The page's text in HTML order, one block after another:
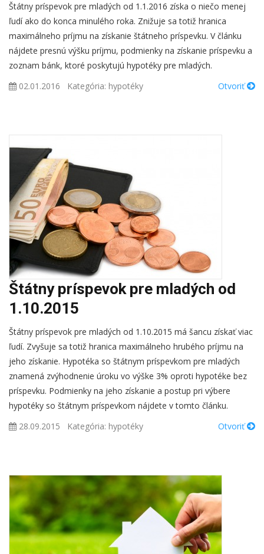
Štátny príspevok pre mladých od 1.1.2016 získa o niečo menej
ľudí ako do konca minulého roka. Znižuje sa totiž hranica
maximálneho príjmu na získanie štátneho príspevku. V článku
nájdete presnú výšku príjmu, podmienky na získanie príspevku a
zoznam bánk, ktoré poskytujú hypotéky pre mladých.
02.01.2016
Kategória: hypotéky Otvoriť
Štátny príspevok pre mladých od
1.10.2015
Štátny príspevok pre mladých od 1.10.2015 má šancu získať viac
ľudí. Zvyšuje sa totiž hranica maximálneho hrubého príjmu na
jeho získanie. Hypotéka so štátnym príspevkom pre mladých
znamená zvýhodnenie úroku vo výške 3% oproti hypotéke bez
príspevku. Podmienky na jeho získanie a postup pri výbere
hypotéky so štátnym príspevkom nájdete v tomto článku.
28.09.2015
Kategória: hypotéky Otvoriť